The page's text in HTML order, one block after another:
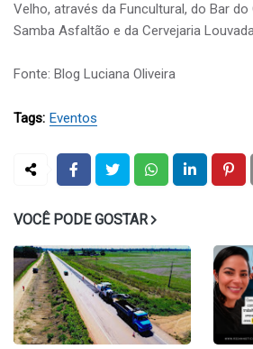
Velho, através da Funcultural, do Bar do
Samba Asfaltão e da Cervejaria
Fonte: Blog Luciana Oliveira
Tags: Eventos
VOCÊ PODE GOSTAR